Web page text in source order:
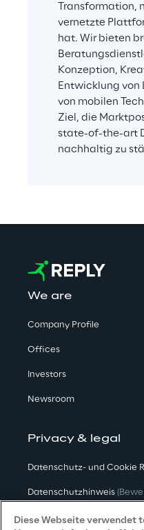
Transformation,
vernetzte
hat. Wir bieten
Konzeption,
Entwicklung von
von mobilen
Ziel, die
state-of-the-art
nachhaltig zu
We are
Company Profile
Offices
Investors
Newsroom
Privacy & legal
Datenschutz- und Cookie
Datenschutzhinweis
Datenschutzhinweis
Diese Webseite verwendet